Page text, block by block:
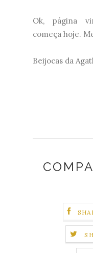
Ok, página
começa hoje.
Beijocas da